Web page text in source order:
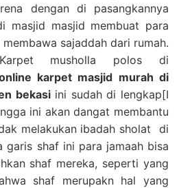
dengan di pasangkannya
masjid masjid membuat para
sajaddah dari rumah.
musholla polos di
karpet masjid murah di
bekasi ini sudah di lengkap[I
ini akan dangat membantu
melakukan ibadah sholat di
garis shaf ini para jamaah bisa
shaf mereka, seperti yang
shaf merupakn hal yang